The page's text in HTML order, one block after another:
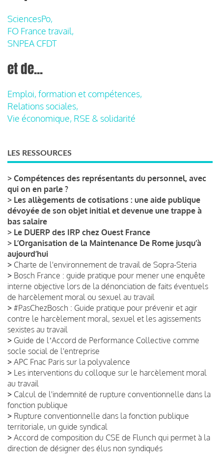
SciencesPo,
FO France travail,
SNPEA CFDT
et de...
Emploi, formation et compétences,
Relations sociales,
Vie économique, RSE & solidarité
LES RESSOURCES
> Compétences des représentants du personnel, avec
qui on en parle ?
> Les allègements de cotisations : une aide publique
dévoyée de son objet initial et devenue une trappe à
bas salaire
> Le DUERP des IRP chez Ouest France
> L’Organisation de la Maintenance De Rome jusqu’à
aujourd’hui
> Charte de l'environnement de travail de Sopra-Steria
> Bosch France : guide pratique pour mener une enquête
interne objective lors de la dénonciation de faits éventuels
de harcèlement moral ou sexuel au travail
> #PasChezBosch : Guide pratique pour prévenir et agir
contre le harcèlement moral, sexuel et les agissements
sexistes au travail
> Guide de lʼAccord de Performance Collective comme
socle social de l'entreprise
> APC Fnac Paris sur la polyvalence
> Les interventions du colloque sur le harcèlement moral
au travail
> Calcul de l'indemnité de rupture conventionnelle dans la
fonction publique
> Rupture conventionnelle dans la fonction publique
territoriale, un guide syndical
> Accord de composition du CSE de Flunch qui permet à la
direction de désigner des élus non syndiqués